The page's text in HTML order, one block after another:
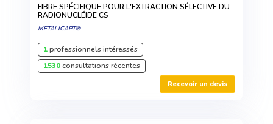
FIBRE SPÉCIFIQUE POUR L'EXTRACTION SÉLECTIVE DU
RADIONUCLÉIDE CS
METALICAPT®
1professionnels intéressés
1530consultations récentes
Recevoir un devis